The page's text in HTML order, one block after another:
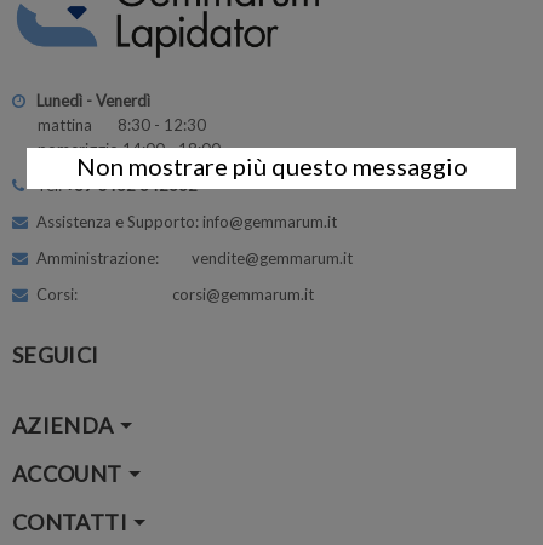
Lunedì - Venerdì
mattina 8:30 - 12:30
pomeriggio 14:00 - 18:00
Tel:+39 0462 342662
Assistenza e Supporto: info@gemmarum.it
Amministrazione: vendite@gemmarum.it
Corsi: corsi@gemmarum.it
SEGUICI
AZIENDA
ACCOUNT
CONTATTI
Non mostrare più questo messaggio